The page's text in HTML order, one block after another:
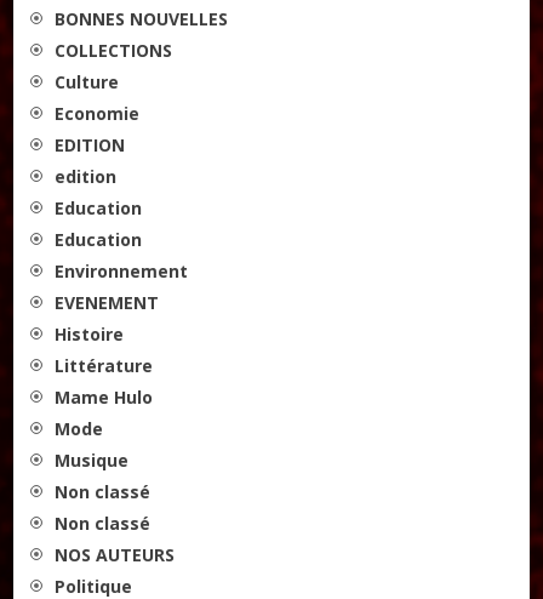
BONNES NOUVELLES
COLLECTIONS
Culture
Economie
EDITION
edition
Education
Education
Environnement
EVENEMENT
Histoire
Littérature
Mame Hulo
Mode
Musique
Non classé
Non classé
NOS AUTEURS
Politique